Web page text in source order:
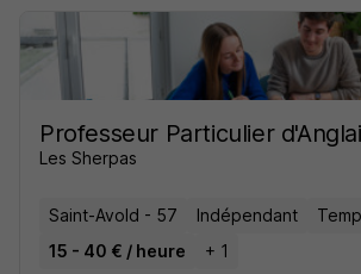
Professeur Particulier
Les Sherpas
Saint-Avold - 57 Indépendant
15 - 40 € / heure
+ 1